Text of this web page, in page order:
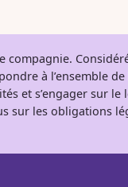
à l’ensemble
et s’engager sur
sur les obligations